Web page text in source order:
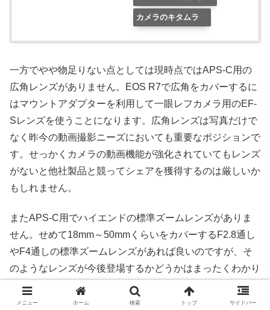
カメラのキタムラ
一方でやや物足りない点としては現時点ではAPS-C用の
広角レンズがありません。EOS R7で広角をカバーするに
はマウントアダプターを利用して一眼レフカメラ用のEF-
Sレンズを使うことになります。広角レンズは写真だけで
なく昨今の動画撮影ニーズにおいても重要なポジションで
す。せっかくカメラの動画機能が強化されていてもレンズ
がないと他社製品と競ってシェアを獲得するのは厳しいか
もしれません。
またAPS-C用でハイエンドの標準ズームレンズがありま
せん。せめて18mm～50mmくらいをカバーするF2.8通し
やF4通しの標準ズームレンズがあれば良いのですが、そ
のようなレンズが今後登場するかどうかはまったくわかり
ません。
メニュー ホーム 検索 トップ サイドバー